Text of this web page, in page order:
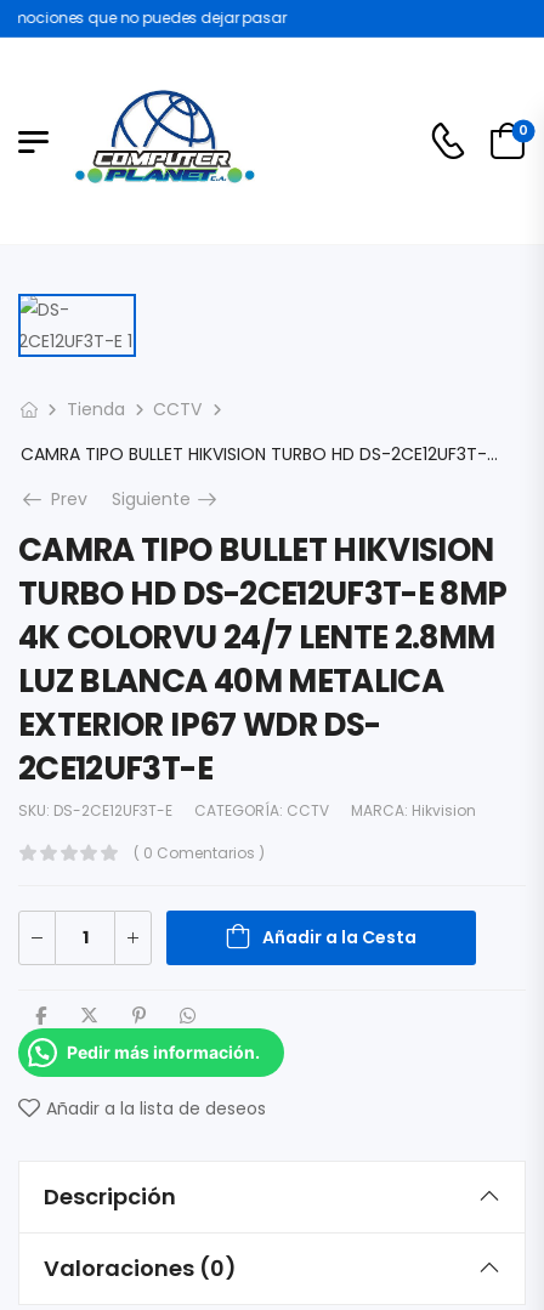
que no puedes dejar pasar
0
Tienda
CCTV
CAMRA TIPO BULLET HIKVISION TURBO HD DS-2CE12UF3T-E 8MP 4K COLORVU 24/7 LENTE 2.8MM LUZ BLANCA 40M METALICA EXTERIOR IP67 WDR DS-2CE12UF3T-E
Prev
Siguiente
CAMRA TIPO BULLET HIKVISION
TURBO HD DS-2CE12UF3T-E 8MP
4K COLORVU 24/7 LENTE 2.8MM
LUZ BLANCA 40M METALICA
EXTERIOR IP67 WDR DS-
2CE12UF3T-E
SKU: DS-2CE12UF3T-E CATEGORÍA: CCTV MARCA: Hikvision
( 0 Comentarios )
Añadir a la Cesta
Pedir más información.
Añadir a la lista de deseos
Descripción
Valoraciones (0)